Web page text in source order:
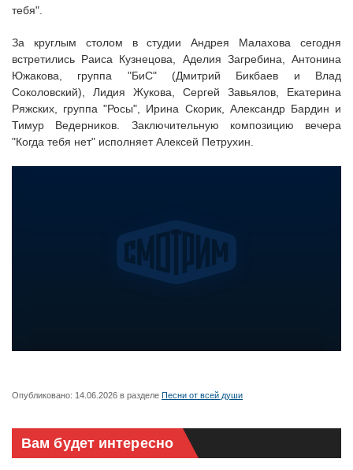
тебя".
За круглым столом в студии Андрея Малахова сегодня
встретились Раиса Кузнецова, Аделия Загребина, Антонина
Южакова, группа "БиС" (Дмитрий Бикбаев и Влад
Соколовский), Лидия Жукова, Сергей Завьялов, Екатерина
Ряжских, группа "Росы", Ирина Скорик, Александр Бардин и
Тимур Ведерников. Заключительную композицию вечера
"Когда тебя нет" исполняет Алексей Петрухин.
Опубликовано: 14.06.2026 в разделе Песни от всей души
Вам будет интересно